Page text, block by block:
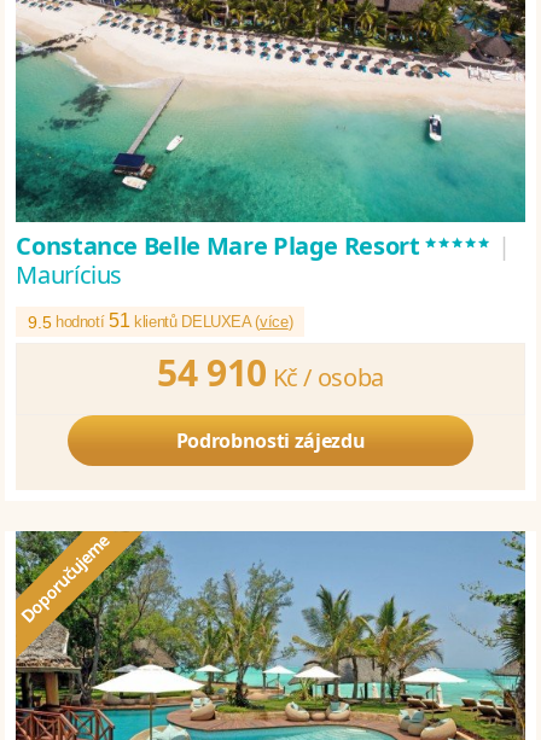
Constance Belle Mare Plage Resort***** |
Maurícius
9.5 hodnotí51klientů DELUXEA (více)
54 910 Kč / osoba
Podrobnosti zájezdu